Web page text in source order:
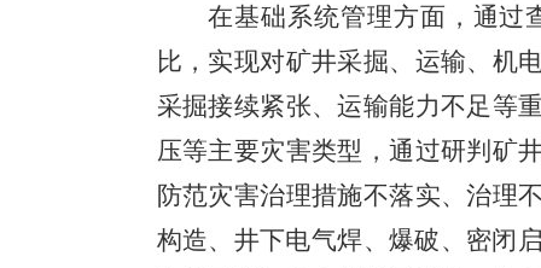
在基础系统管理方面，通过
比，实现对矿井采掘、运输、机
采掘接续紧张、运输能力不足等
压等主要灾害类型，通过研判矿
防范灾害治理措施不落实、治理
构造、井下电气焊、爆破、密闭